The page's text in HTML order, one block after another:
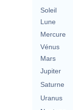
Soleil
Lune
Mercure
Vénus
Mars
Jupiter
Saturne
Uranus